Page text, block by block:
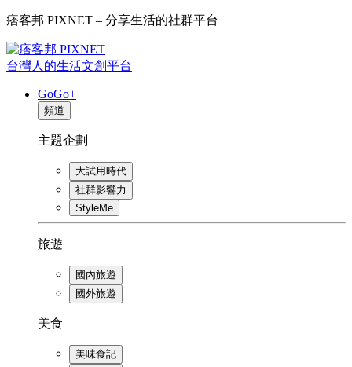
痞客邦 PIXNET – 分享生活的社群平台
台灣人的生活文創平台
GoGo+
頻道
主題企劃
大試用時代
社群影響力
StyleMe
旅遊
國內旅遊
國外旅遊
美食
美味食記